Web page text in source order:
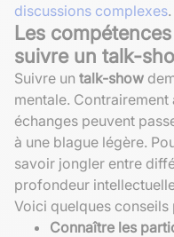
discussions complexes.
Les
suivre un talk-
Suivre un talk-show
mentale. Contrairement
échanges peuvent
à une blague légère.
savoir jongler entre
profondeur
Voici quelques conseils
Connaître les